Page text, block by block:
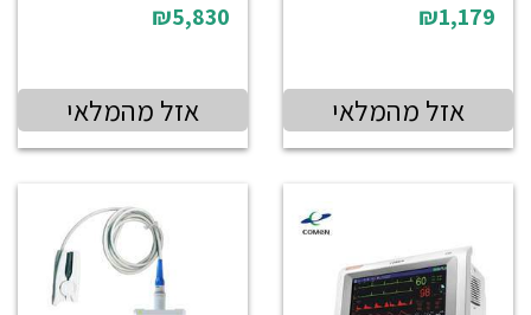
₪1,179
אזל מהמלאי
₪5,830
אזל מהמלאי